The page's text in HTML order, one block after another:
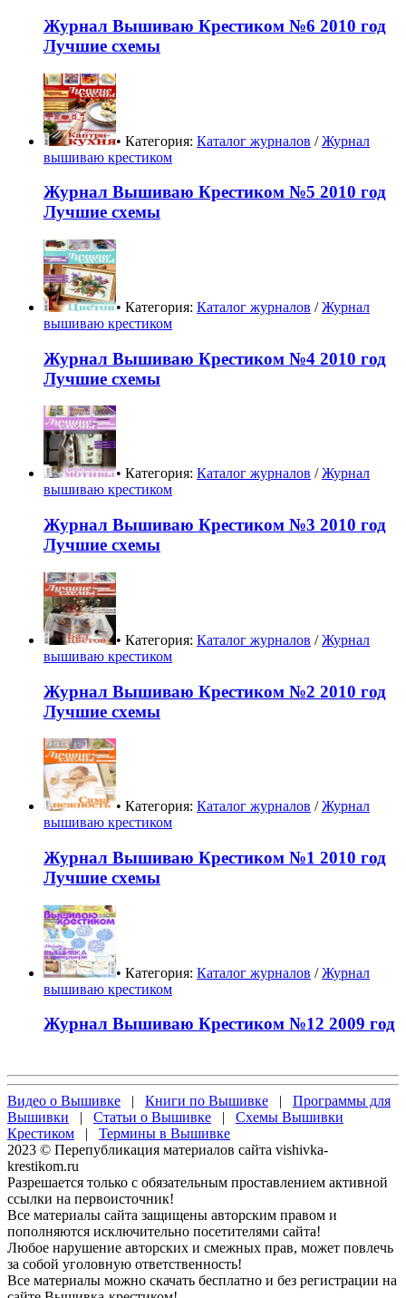
Журнал Вышиваю Крестиком №6 2010 год
Лучшие схемы
• Категория: Каталог журналов /Журнал
вышиваю крестиком
Журнал Вышиваю Крестиком №5 2010 год
Лучшие схемы
• Категория: Каталог журналов /Журнал
вышиваю крестиком
Журнал Вышиваю Крестиком №4 2010 год
Лучшие схемы
• Категория: Каталог журналов /Журнал
вышиваю крестиком
Журнал Вышиваю Крестиком №3 2010 год
Лучшие схемы
• Категория: Каталог журналов /Журнал
вышиваю крестиком
Журнал Вышиваю Крестиком №2 2010 год
Лучшие схемы
• Категория: Каталог журналов /Журнал
вышиваю крестиком
Журнал Вышиваю Крестиком №1 2010 год
Лучшие схемы
• Категория: Каталог журналов /Журнал
вышиваю крестиком
Журнал Вышиваю Крестиком №12 2009 год
Видео о Вышивке | Книги по Вышивке | Программы для
Вышивки | Статьи о Вышивке | Схемы Вышивки
Крестиком | Термины в Вышивке
2023 © Перепубликация материалов сайта vishivka-
krestikom.ru
Разрешается только с обязательным проставлением активной
ссылки на первоисточник!
Все материалы сайта защищены авторским правом и
пополняются исключительно посетителями сайта!
Любое нарушение авторских и смежных прав, может повлечь
за собой уголовную ответственность!
Все материалы можно скачать бесплатно и без регистрации на